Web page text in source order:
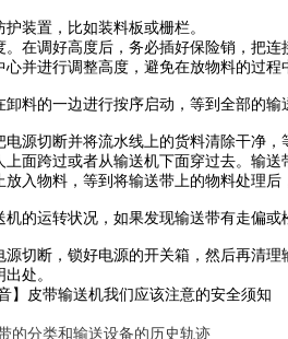
装置，比如装料板或栅栏。
在调好高度后，务必插好保险销，把连
并进行调整高度，避免在放物料的过程
料的一边进行按序启动，等到全部的输
源切断并将流水线上的货料清除干净，
面跨过或者从输送机下面穿过去。输
入物料，等到将输送带上的物料处理
的运转状况，如果发现输送带有走偏或
切断，锁好电源的开关箱，然后再清理
处。
】皮带输送机我们应该注意的安全须知
的分类和输送设备的历史轨迹